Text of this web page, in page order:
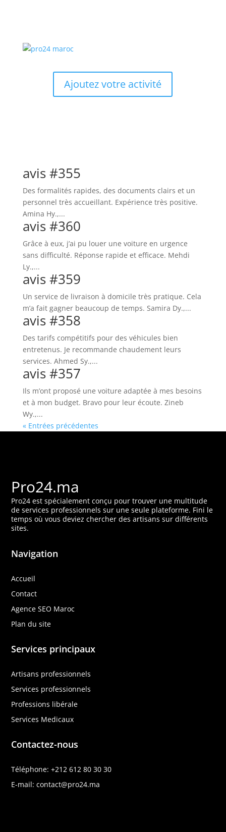
Ajoutez votre activité
avis #355
Des formalités rapides, des documents clairs et un
personnel très accueillant. Expérience très positive.
Amina Hy.,...
avis #360
Grâce à eux, j’ai pu louer une voiture en urgence
sans difficulté. Réponse rapide et efficace. Mehdi
Ly.,...
avis #359
Un service de livraison à domicile très pratique. Cela
m’a fait gagner beaucoup de temps. Samira Dy.,...
avis #358
Des tarifs compétitifs pour des véhicules bien
entretenus. Je recommande chaudement leurs
services. Ahmed Sy.,...
avis #357
Ils m’ont proposé une voiture adaptée à mes besoins
et à mon budget. Bravo pour leur écoute. Zineb
Wy.,...
« Entrées précédentes
Pro24.ma
Pro24 est spécialement conçu pour trouver une multitude
de services professionnels sur une seule plateforme. Fini le
temps où vous deviez chercher des artisans sur différents
sites.
Navigation
Accueil
Contact
Agence SEO Maroc
Plan du site
Services principaux
Artisans professionnels
Services professionnels
Professions libérale
Services Medicaux
Contactez-nous
Téléphone: +212 612 80 30 30
E-mail: contact@pro24.ma